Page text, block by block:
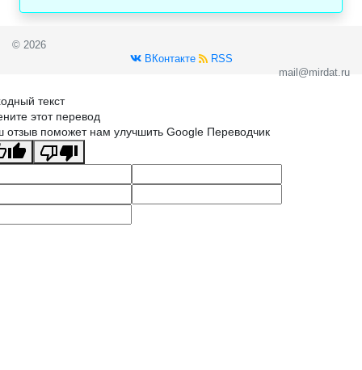
© 2026
ВКонтакте
RSS
mail@mirdat.ru
текст
этот перевод
отзыв поможет нам улучшить Google Переводчик